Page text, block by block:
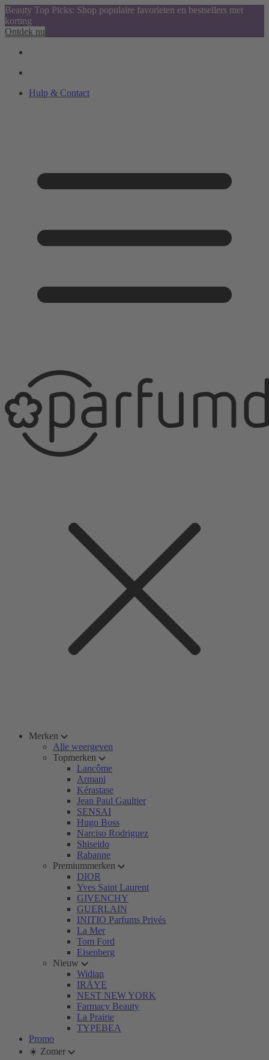
Beauty Top Picks: Shop populaire favorieten en bestsellers met
korting
Ontdek nu
Hulp & Contact
Merken
Alle weergeven
Topmerken
Lancôme
Armani
Kérastase
Jean Paul Gaultier
SENSAI
Hugo Boss
Narciso Rodriguez
Shiseido
Rabanne
Premiummerken
DIOR
Yves Saint Laurent
GIVENCHY
GUERLAIN
INITIO Parfums Privés
La Mer
Tom Ford
Eisenberg
Nieuw
Widian
IRÄYE
NEST NEW YORK
Farmacy Beauty
La Prairie
TYPEBEA
Promo
☀️ Zomer